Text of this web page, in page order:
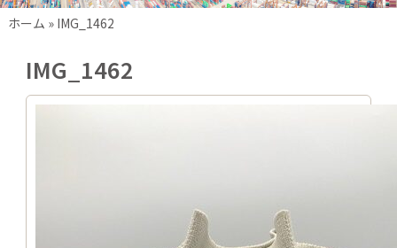
ホーム » IMG_1462
IMG_1462